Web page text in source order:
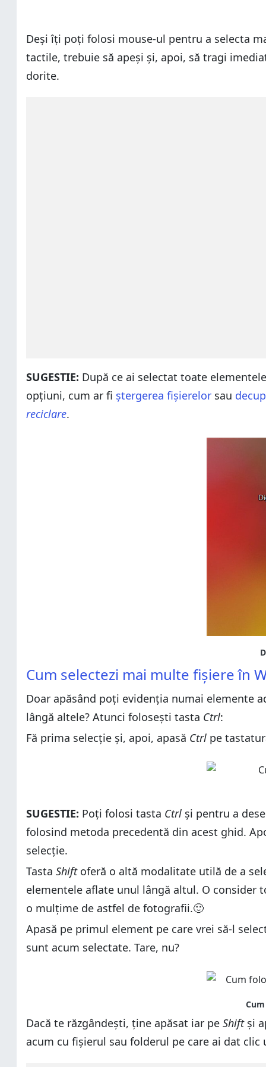
Deși îți poți folosi mouse-ul pentru a selecta
tactile, trebuie să apeși și, apoi, să tragi
dorite.
SUGESTIE: După ce ai selectat toate
opțiuni, cum ar fi ștergerea fișierelor sau
reciclare.
Cum selectezi mai multe fișiere în
Doar apăsând poți evidenția numai elemente
lângă altele? Atunci folosești tasta Ctrl:
Fă prima selecție și, apoi, apasă Ctrl pe
SUGESTIE: Poți folosi tasta Ctrl și pentru a
folosind metoda precedentă din acest ghid.
selecție.
Tasta Shiftoferă o altă modalitate utilă de a
elementele aflate unul lângă altul. O consider
o mulțime de astfel de fotografii.🙂
Apasă pe primul element pe care vrei să-l
sunt acum selectate. Tare, nu?
Dacă te răzgândești, ține apăsat iar pe Shiftși
acum cu fișierul sau folderul pe care ai dat clic